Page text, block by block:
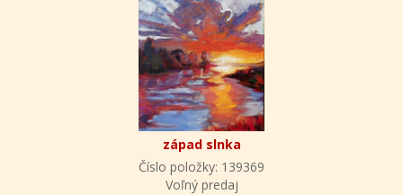
západ slnka
Číslo položky: 139369
Voľný predaj